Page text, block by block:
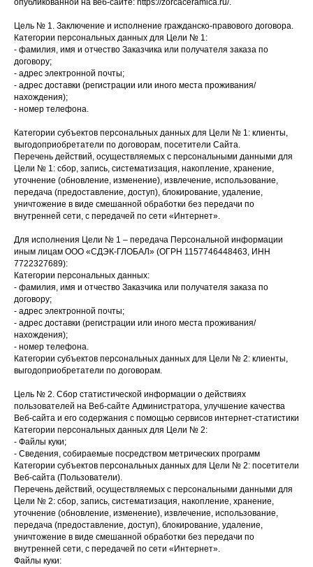
опубликованной на веб-сайте: https://zorcaceramica.ru/.
Цель № 1. Заключение и исполнение гражданско-правового договора.
Категории персональных данных для Цели № 1:
- фамилия, имя и отчество Заказчика или получателя заказа по
договору;
- адрес электронной почты;
- адрес доставки (регистрации или иного места проживания/
нахождения);
- номер телефона.
Категории субъектов персональных данных для Цели № 1: клиенты,
выгодоприобретатели по договорам, посетители Сайта.
Перечень действий, осуществляемых с персональными данными для
Цели № 1: сбор, запись, систематизация, накопление, хранение,
уточнение (обновление, изменение), извлечение, использование,
передача (предоставление, доступ), блокирование, удаление,
уничтожение в виде смешанной обработки без передачи по
внутренней сети, с передачей по сети «Интернет».
Для исполнения Цели № 1 – передача Персональной информации
иным лицам ООО «СДЭК-ГЛОБАЛ» (ОГРН 1157746448463, ИНН
7722327689):
Категории персональных данных:
- фамилия, имя и отчество Заказчика или получателя заказа по
договору;
- адрес электронной почты;
- адрес доставки (регистрации или иного места проживания/
нахождения);
- номер телефона.
Категории субъектов персональных данных для Цели № 2: клиенты,
выгодоприобретатели по договорам.
Цель № 2. Сбор статистической информации о действиях
пользователей на Веб-сайте Администратора, улучшение качества
Веб-сайта и его содержания с помощью сервисов интернет-статистики
Категории персональных данных для Цели № 2:
- Файлы куки;
- Сведения, собираемые посредством метрических программ
Категории субъектов персональных данных для Цели № 2: посетители
Веб-сайта (Пользователи).
Перечень действий, осуществляемых с персональными данными для
Цели № 2: сбор, запись, систематизация, накопление, хранение,
уточнение (обновление, изменение), извлечение, использование,
передача (предоставление, доступ), блокирование, удаление,
уничтожение в виде смешанной обработки без передачи по
внутренней сети, с передачей по сети «Интернет».
Файлы куки: